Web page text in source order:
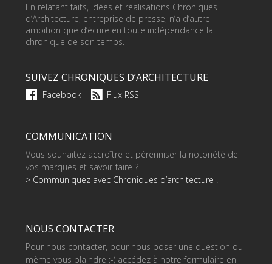
En relatant faits, idées et réalisations Chroniques
d’Architecture, entreprise de presse, n’a d’autre
ambition que d’écrire en toute indépendance la
chronique de son temps.
SUIVEZ CHRONIQUES D’ARCHITECTURE
Facebook Flux RSS
COMMUNICATION
Vous souhaitez accroître et pérenniser la notoriété de
vos marques et savoir-faire ?
> Communiquez avec Chroniques d’architecture !
NOUS CONTACTER
Pour nous contacter, pour nous poser une question ou
même vous plaindre ;-) accédez à notre formulaire en